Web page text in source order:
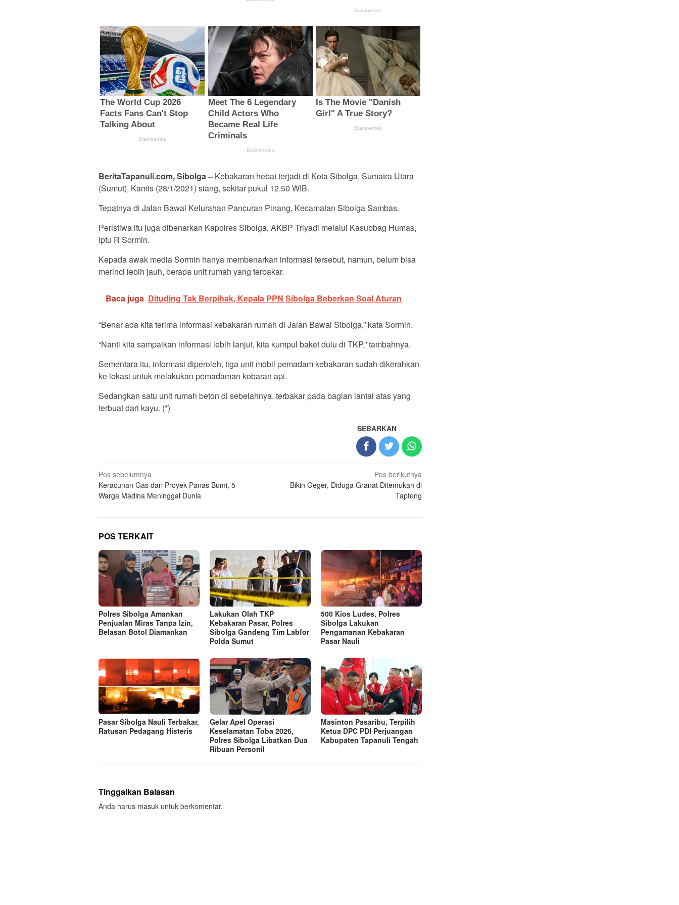
BeritaTapanuli.com, Sibolga – Kebakaran hebat terjadi di Kota Sibolga, Sumatra Utara
(Sumut), Kamis (28/1/2021) siang, sekitar pukul 12.50 WIB.
Tepatnya di Jalan Bawal Kelurahan Pancuran Pinang, Kecamatan Sibolga Sambas.
Peristiwa itu juga dibenarkan Kapolres Sibolga, AKBP Triyadi melalui Kasubbag Humas,
Iptu R Sormin.
Kepada awak media Sormin hanya membenarkan informasi tersebut, namun, belum bisa
merinci lebih jauh, berapa unit rumah yang terbakar.
Baca juga Dituding Tak Berpihak, Kepala PPN Sibolga Beberkan Soal Aturan
“Benar ada kita terima informasi kebakaran rumah di Jalan Bawal Sibolga,” kata Sormin.
“Nanti kita sampaikan informasi lebih lanjut, kita kumpul baket dulu di TKP,” tambahnya.
Sementara itu, informasi diperoleh, tiga unit mobil pemadam kebakaran sudah dikerahkan
ke lokasi untuk melakukan pemadaman kobaran api.
Sedangkan satu unit rumah beton di sebelahnya, terbakar pada bagian lantai atas yang
terbuat dari kayu. (*)
SEBARKAN
Navigasi
pos
Pos sebelumnya
Keracunan Gas dari Proyek Panas Bumi, 5
Warga Madina Meninggal Dunia
Pos berikutnya
Bikin Geger, Diduga Granat Ditemukan di
Tapteng
POS TERKAIT
Polres Sibolga Amankan
Penjualan Miras Tanpa Izin,
Belasan Botol Diamankan
Lakukan Olah TKP
Kebakaran Pasar, Polres
Sibolga Gandeng Tim Labfor
Polda Sumut
500 Kios Ludes, Polres
Sibolga Lakukan
Pengamanan Kebakaran
Pasar Nauli
Pasar Sibolga Nauli Terbakar,
Ratusan Pedagang Histeris
Gelar Apel Operasi
Keselamatan Toba 2026,
Polres Sibolga Libatkan Dua
Ribuan Personil
Masinton Pasaribu, Terpilih
Ketua DPC PDI Perjuangan
Kabupaten Tapanuli Tengah
Tinggalkan Balasan
Anda harus masuk untuk berkomentar.